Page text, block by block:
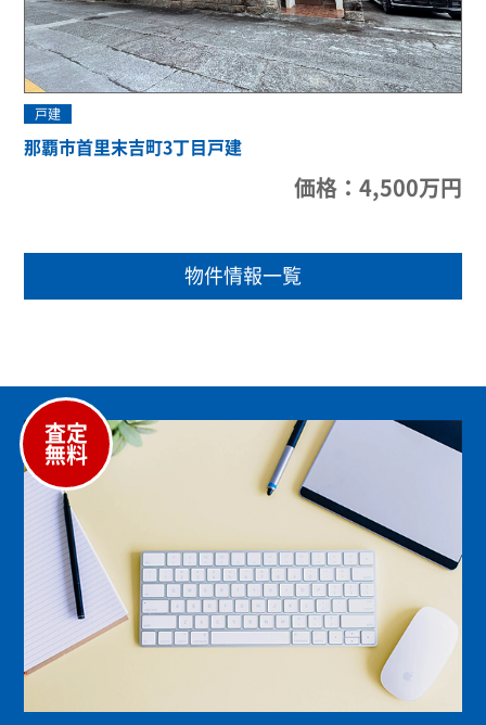
戸建
那覇市首里末吉町3丁目戸建
価格：4,500万円
物件情報一覧
査定
無料